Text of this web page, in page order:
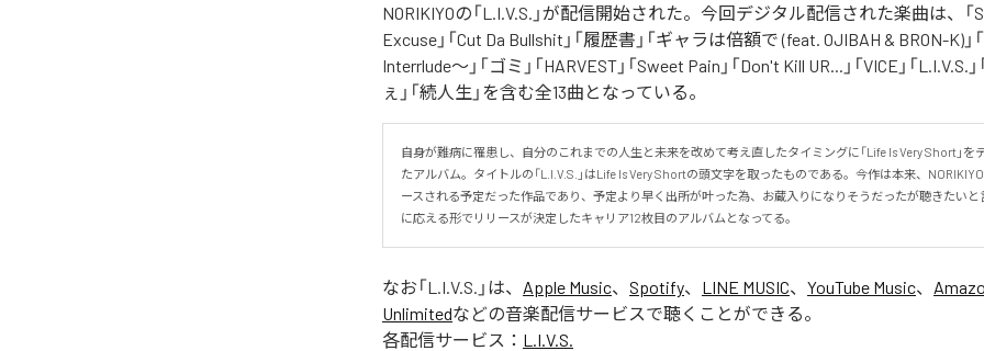
NORIKIYOの「L.I.V.S.」が配信開始された。今回デジタル配信された楽曲は、「
Excuse」「Cut Da Bullshit」「履歴書」「ギャラは倍額で (feat. OJIBAH & BRON-K)」
Interrlude～」「ゴミ」「HARVEST」「Sweet Pain」「Don't Kill UR...」「VICE」「L.I.V.S.
ぇ」「続人生」を含む全13曲となっている。
自身が難病に罹患し、自分のこれまでの人生と未来を改めて考え直したタイミングに「Life Is Very Short」を
たアルバム。タイトルの「L.I.V.S.」はLife Is Very Shortの頭文字を取ったものである。今作は本来、
ースされる予定だった作品であり、予定より早く出所が叶った為、お蔵入りになりそうだったが聴きたいと
に応える形でリリースが決定したキャリア12枚目のアルバムとなってる。
なお「L.I.V.S. 」は、 Apple Music、 Spotify、 LINE MUSIC、 YouTube Music、
Unlimitedなどの音楽配信サービスで聴くことができる。
各配信サービス： L.I.V.S.